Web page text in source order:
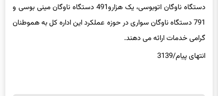
دستگاه ناوگان اتوبوسی، یک هزارو491 دستگاه ناوگان مینی بوسی و
791 دستگاه ناوگان سواری در حوزه عملکرد این اداره کل به هموطنان
گرامی خدمات ارائه می دهند.
انتهای پیام/3139